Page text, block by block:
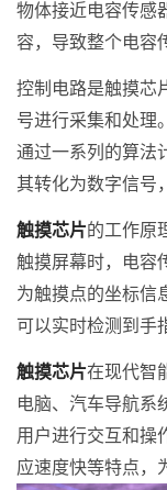
物体接近电容传感
容，导致整个电容
控制电路是触摸芯
号进行采集和处理
通过一系列的算法
其转化为数字信号
触摸芯片的工作原
触摸屏幕时，电容
为触摸点的坐标信
可以实时检测到手
触摸芯片在现代智
电脑、汽车导航系
用户进行交互和操
应速度快等特点，